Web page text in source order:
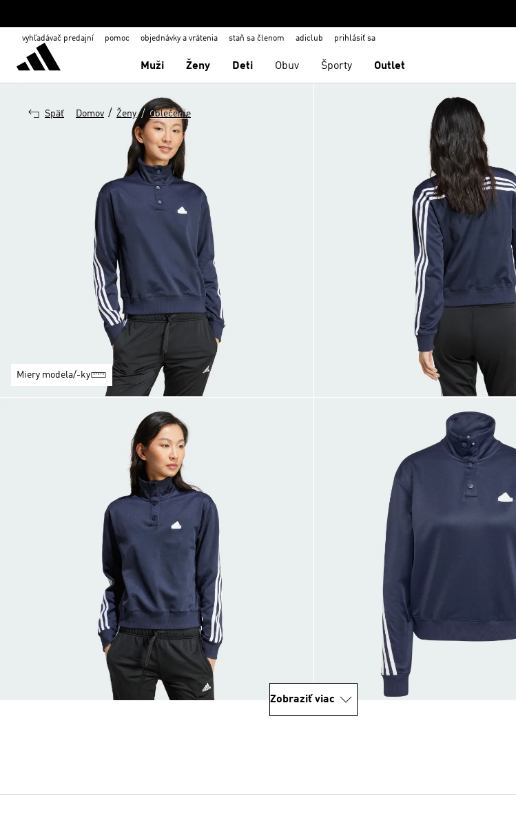
vyhľadávač predajní pomoc objednávky a vrátenia staň sa členom adiclub prihlásiť sa
Muži Ženy Deti Obuv Športy Outlet
Späť Domov / Ženy / Oblečenie
Miery modela/-ky
Zobraziť viac